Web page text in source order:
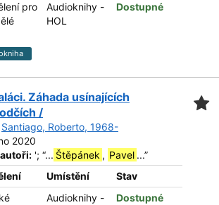
pro
Audioknihy -
HOL
Dostupné
Záhada usínajících
/
Santiago, Roberto, 1968-
2020
'; “... Štěpánek , Pavel ...”
Umístění
Stav
Audioknihy -
Dostupné